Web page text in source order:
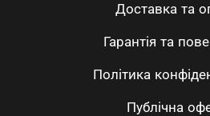
Доставка та
Гарантія та
Політика
Публічна